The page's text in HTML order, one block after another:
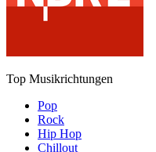
Top Musikrichtungen
Pop
Rock
Hip Hop
Chillout